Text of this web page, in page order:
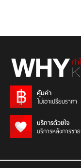
คุ้มค่า
ไม่เอาเปรียบราคา
บริการด้วยใจ
บริการหลังการขาย